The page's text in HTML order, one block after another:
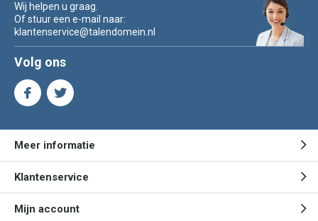
Wij helpen u graag.
Of stuur een e-mail naar:
klantenservice@talendomein.nl
Volg ons
Meer informatie
Klantenservice
Mijn account